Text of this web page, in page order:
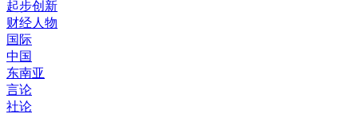
起步创新
财经人物
国际
中国
东南亚
言论
社论